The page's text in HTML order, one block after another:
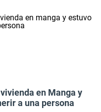
en Manga y
a una persona